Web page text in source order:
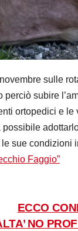
sulle
subire
ortopedici e
possibile
sue condizioni
Faggio”
ECCO
NO